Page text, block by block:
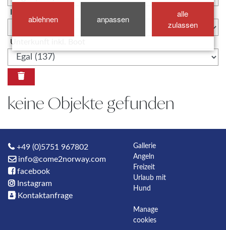
ablehnen anpassen
alle
zulassen
Unterkunft inkl. Boot
keine Objekte gefunden
+49 (0)5751 967802
info@come2norway.com
facebook
Instagram
Kontaktanfrage
Gallerie
Angeln
Freizeit
Urlaub mit
Hund
Manage
cookies